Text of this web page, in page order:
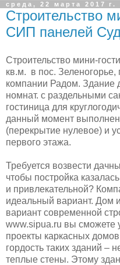
среда, 22 марта 2017 г.
Строительство
СИП панелей
Строительство мини-
кв.м. в пос. Зеленогорье,
компании Радом. Здание
номнат. с раздельными
гостиница для
данный момент
(перекрытие нулевое) и
первого этажа.
Требуется возвести
чтобы постройка
и привлекательной?
идеальный вариант. Дом
вариант современной
www.sipua.ru вы сможете
проекты каркасных
гордость таких зданий –
теплые стены. Этому